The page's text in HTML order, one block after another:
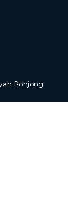
Ponjong.